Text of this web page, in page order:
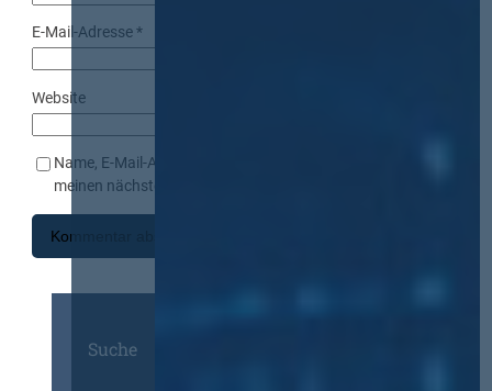
E-Mail-Adresse*
Website
Name, E-Mail-Adresse und Website in diesem Browser für
meinen nächsten Kommentar speichern.
Suche